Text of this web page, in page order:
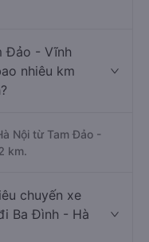
Đảo - Vĩnh
nhiêu km
Nội từ Tam Đảo -
km.
chuyến xe
Ba Đình - Hà